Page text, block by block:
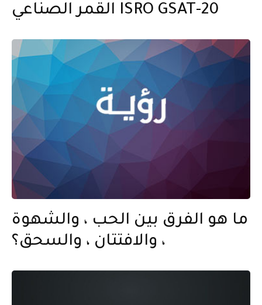
القمر الصناعي ISRO GSAT-20
ما هو الفرق بين الحب ، والشهوة
، والافتتان ، والسحق؟